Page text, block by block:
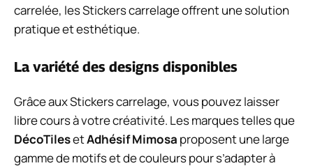
carrelée, les Stickers carrelage offrent une solution
pratique et esthétique.
La variété des designs disponibles
Grâce aux Stickers carrelage, vous pouvez laisser
libre cours à votre créativité. Les marques telles que
DécoTilesetAdhésif Mimosa proposent une large
gamme de motifs et de couleurs pour s’adapter à